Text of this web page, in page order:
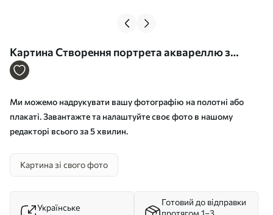
Картина Створення портрета аквареллю з
фотографії Арт. s34645
Ми можемо надрукувати вашу фотографію на полотні або
плакаті. Завантажте та налаштуйте своє фото в нашому
редакторі всього за 5 хвилин.
Картина зі свого фото
Українське
Готовий до відправки
протягом 1–3